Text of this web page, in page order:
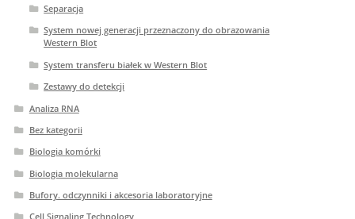
Separacja
System nowej generacji przeznaczony do obrazowania
Western Blot
System transferu białek w Western Blot
Zestawy do detekcji
Analiza RNA
Bez kategorii
Biologia komórki
Biologia molekularna
Bufory. odczynniki i akcesoria laboratoryjne
Cell Signaling Technology